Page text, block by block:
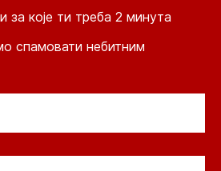
за које ти треба 2 минута
спамовати небитним